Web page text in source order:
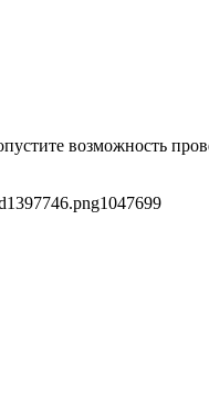
возможность
1047699